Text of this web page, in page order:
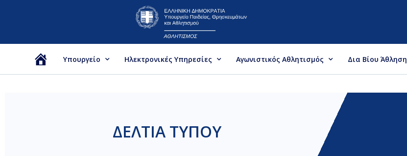
Αρχική
Υπουργείο Ηλεκτρονικές Υπηρεσίες Αγωνιστικός Αθλητισμός Δια Βίου Άθληση
ΔΕΛΤΙΑ ΤΥΠΟΥ